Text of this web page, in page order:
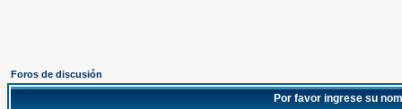
Foros de discusión
Por favor ingrese su